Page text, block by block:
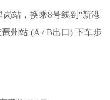
岗站，换乘8号线到"新港
州站 (A / B出口) 下车步